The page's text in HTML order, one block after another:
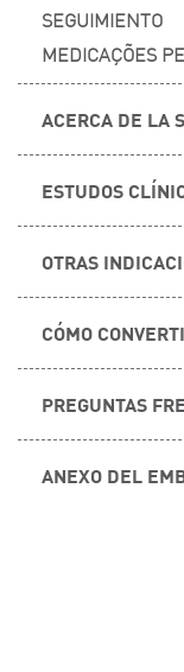
SEGUIMIENTO
MEDICAÇÕES
ACERCA DE LA
ESTUDOS
OTRAS
CÓMO
PREGUNTAS
ANEXO DEL